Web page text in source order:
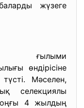
жүзеге
ғылыми
өндірісіне
Мәселен,
селекциялы
4 жылдың